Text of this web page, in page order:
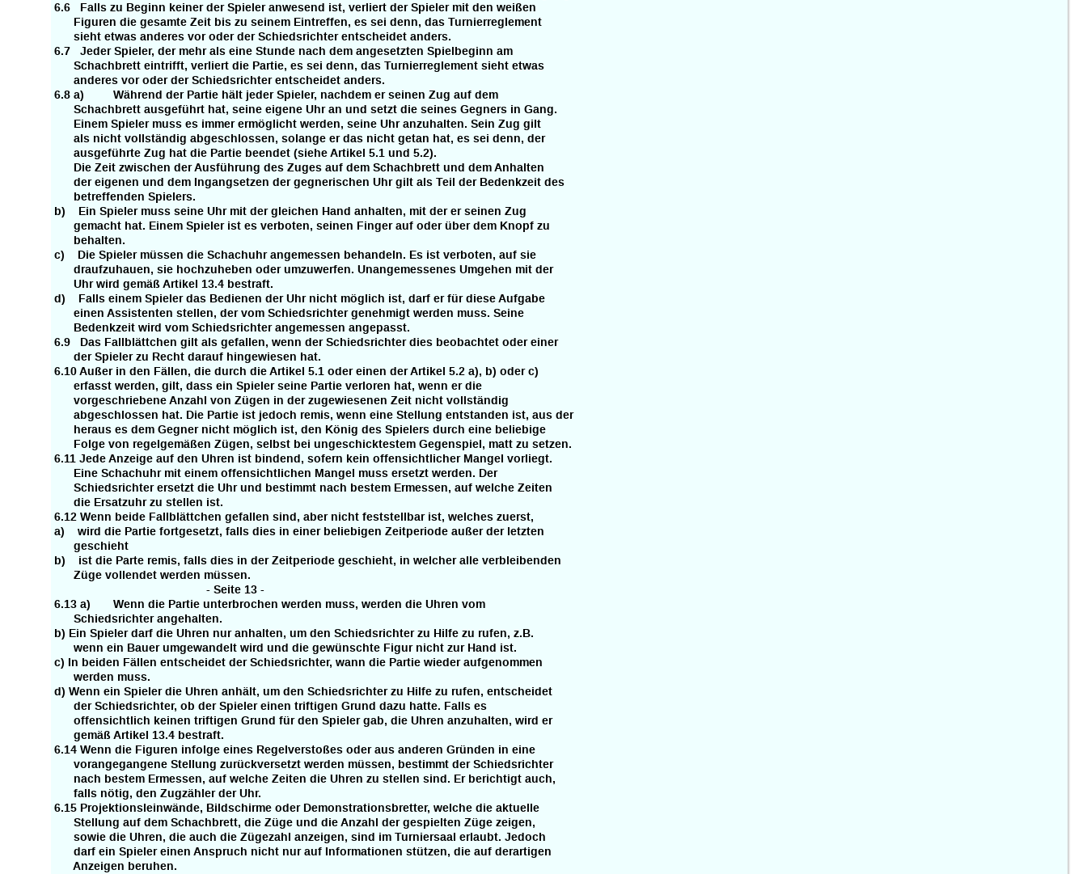
6.6 Falls zu Beginn keiner der Spieler anwesend ist, verliert der Spieler mit den weißen
Figuren die gesamte Zeit bis zu seinem Eintreffen, es sei denn, das Turnierreglement
sieht etwas anderes vor oder der Schiedsrichter entscheidet anders.
6.7 Jeder Spieler, der mehr als eine Stunde nach dem angesetzten Spielbeginn am
Schachbrett eintrifft, verliert die Partie, es sei denn, das Turnierreglement sieht etwas
anderes vor oder der Schiedsrichter entscheidet anders.
6.8 a) Während der Partie hält jeder Spieler, nachdem er seinen Zug auf dem
Schachbrett ausgeführt hat, seine eigene Uhr an und setzt die seines Gegners in Gang.
Einem Spieler muss es immer ermöglicht werden, seine Uhr anzuhalten. Sein Zug gilt
als nicht vollständig abgeschlossen, solange er das nicht getan hat, es sei denn, der
ausgeführte Zug hat die Partie beendet (siehe Artikel 5.1 und 5.2).
Die Zeit zwischen der Ausführung des Zuges auf dem Schachbrett und dem Anhalten
der eigenen und dem Ingangsetzen der gegnerischen Uhr gilt als Teil der Bedenkzeit des
betreffenden Spielers.
b) Ein Spieler muss seine Uhr mit der gleichen Hand anhalten, mit der er seinen Zug
gemacht hat. Einem Spieler ist es verboten, seinen Finger auf oder über dem Knopf zu
behalten.
c) Die Spieler müssen die Schachuhr angemessen behandeln. Es ist verboten, auf sie
draufzuhauen, sie hochzuheben oder umzuwerfen. Unangemessenes Umgehen mit der
Uhr wird gemäß Artikel 13.4 bestraft.
d) Falls einem Spieler das Bedienen der Uhr nicht möglich ist, darf er für diese Aufgabe
einen Assistenten stellen, der vom Schiedsrichter genehmigt werden muss. Seine
Bedenkzeit wird vom Schiedsrichter angemessen angepasst.
6.9 Das Fallblättchen gilt als gefallen, wenn der Schiedsrichter dies beobachtet oder einer
der Spieler zu Recht darauf hingewiesen hat.
6.10 Außer in den Fällen, die durch die Artikel 5.1 oder einen der Artikel 5.2 a), b) oder c)
erfasst werden, gilt, dass ein Spieler seine Partie verloren hat, wenn er die
vorgeschriebene Anzahl von Zügen in der zugewiesenen Zeit nicht vollständig
abgeschlossen hat. Die Partie ist jedoch remis, wenn eine Stellung entstanden ist, aus der
heraus es dem Gegner nicht möglich ist, den König des Spielers durch eine beliebige
Folge von regelgemäßen Zügen, selbst bei ungeschicktestem Gegenspiel, matt zu setzen.
6.11 Jede Anzeige auf den Uhren ist bindend, sofern kein offensichtlicher Mangel vorliegt.
Eine Schachuhr mit einem offensichtlichen Mangel muss ersetzt werden. Der
Schiedsrichter ersetzt die Uhr und bestimmt nach bestem Ermessen, auf welche Zeiten
die Ersatzuhr zu stellen ist.
6.12 Wenn beide Fallblättchen gefallen sind, aber nicht feststellbar ist, welches zuerst,
a) wird die Partie fortgesetzt, falls dies in einer beliebigen Zeitperiode außer der letzten
geschieht
b) ist die Parte remis, falls dies in der Zeitperiode geschieht, in welcher alle verbleibenden
Züge vollendet werden müssen.
- Seite 13 -
6.13 a) Wenn die Partie unterbrochen werden muss, werden die Uhren vom
Schiedsrichter angehalten.
b) Ein Spieler darf die Uhren nur anhalten, um den Schiedsrichter zu Hilfe zu rufen, z.B.
wenn ein Bauer umgewandelt wird und die gewünschte Figur nicht zur Hand ist.
c) In beiden Fällen entscheidet der Schiedsrichter, wann die Partie wieder aufgenommen
werden muss.
d) Wenn ein Spieler die Uhren anhält, um den Schiedsrichter zu Hilfe zu rufen, entscheidet
der Schiedsrichter, ob der Spieler einen triftigen Grund dazu hatte. Falls es
offensichtlich keinen triftigen Grund für den Spieler gab, die Uhren anzuhalten, wird er
gemäß Artikel 13.4 bestraft.
6.14 Wenn die Figuren infolge eines Regelverstoßes oder aus anderen Gründen in eine
vorangegangene Stellung zurückversetzt werden müssen, bestimmt der Schiedsrichter
nach bestem Ermessen, auf welche Zeiten die Uhren zu stellen sind. Er berichtigt auch,
falls nötig, den Zugzähler der Uhr.
6.15 Projektionsleinwände, Bildschirme oder Demonstrationsbretter, welche die aktuelle
Stellung auf dem Schachbrett, die Züge und die Anzahl der gespielten Züge zeigen,
sowie die Uhren, die auch die Zügezahl anzeigen, sind im Turniersaal erlaubt. Jedoch
darf ein Spieler einen Anspruch nicht nur auf Informationen stützen, die auf derartigen
Anzeigen beruhen.